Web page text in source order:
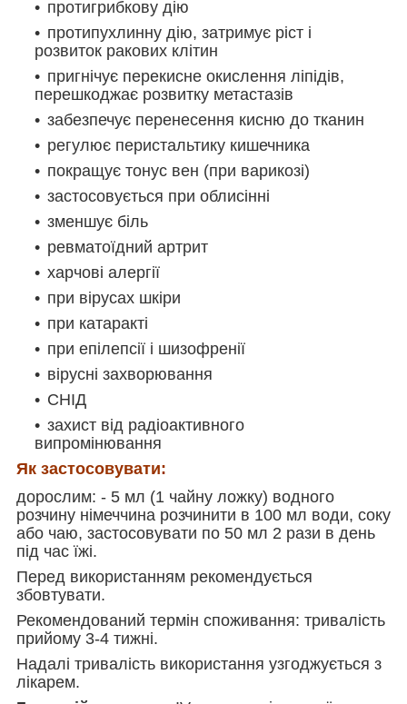
протигрибкову дію
протипухлинну дію, затримує ріст і
розвиток ракових клітин
пригнічує перекисне окислення ліпідів,
перешкоджає розвитку метастазів
забезпечує перенесення кисню до тканин
регулює перистальтику кишечника
покращує тонус вен (при варикозі)
застосовується при облисінні
зменшує біль
ревматоїдний артрит
харчові алергії
при вірусах шкіри
при катаракті
при епілепсії і шизофренії
вірусні захворювання
СНІД
захист від радіоактивного
випромінювання
Як застосовувати:
дорослим: - 5 мл (1 чайну ложку) водного
розчину німеччина розчинити в 100 мл води, соку
або чаю, застосовувати по 50 мл 2 рази в день
під час їжі.
Перед використанням рекомендується
збовтувати.
Рекомендований термін споживання: тривалість
прийому 3-4 тижні.
Надалі тривалість використання узгоджується з
лікарем.